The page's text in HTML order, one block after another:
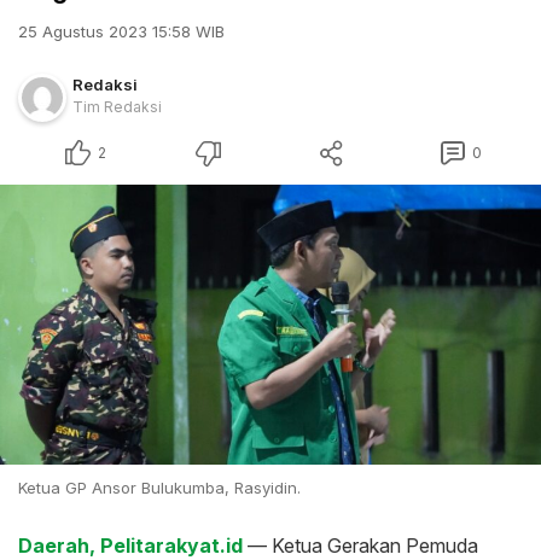
25 Agustus 2023 15:58 WIB
Redaksi
Tim Redaksi
2 0
Ketua GP Ansor Bulukumba, Rasyidin.
Daerah, Pelitarakyat.id — Ketua Gerakan Pemuda